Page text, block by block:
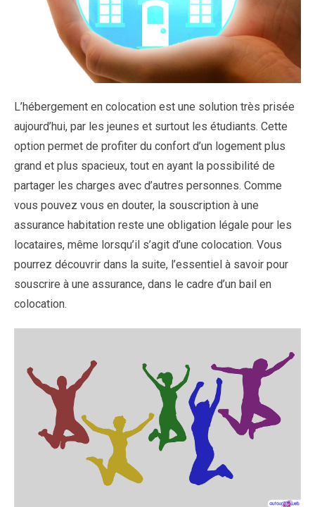
L’hébergement en colocation est une solution très prisée
aujourd’hui, par les jeunes et surtout les étudiants. Cette
option permet de profiter du confort d’un logement plus
grand et plus spacieux, tout en ayant la possibilité de
partager les charges avec d’autres personnes. Comme
vous pouvez vous en douter, la souscription à une
assurance habitation reste une obligation légale pour les
locataires, même lorsqu’il s’agit d’une colocation. Vous
pourrez découvrir dans la suite, l’essentiel à savoir pour
souscrire à une assurance, dans le cadre d’un bail en
colocation.